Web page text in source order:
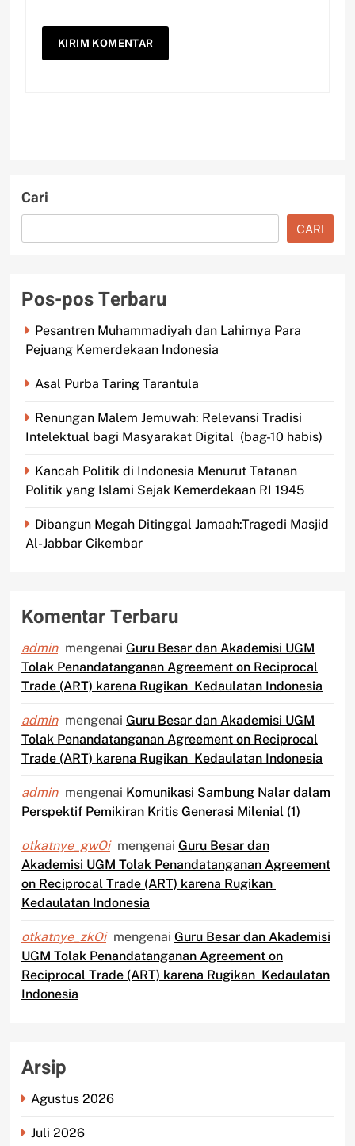
Cari
CARI
Pos-pos Terbaru
Pesantren Muhammadiyah dan Lahirnya Para
Pejuang Kemerdekaan Indonesia
Asal Purba Taring Tarantula
Renungan Malem Jemuwah: Relevansi Tradisi
Intelektual bagi Masyarakat Digital (bag-10 habis)
Kancah Politik di Indonesia Menurut Tatanan
Politik yang Islami Sejak Kemerdekaan RI 1945
Dibangun Megah Ditinggal Jamaah:Tragedi Masjid
Al-Jabbar Cikembar
Komentar Terbaru
admin mengenai Guru Besar dan Akademisi UGM
Tolak Penandatanganan Agreement on Reciprocal
Trade (ART) karena Rugikan Kedaulatan Indonesia
admin mengenai Guru Besar dan Akademisi UGM
Tolak Penandatanganan Agreement on Reciprocal
Trade (ART) karena Rugikan Kedaulatan Indonesia
admin mengenai Komunikasi Sambung Nalar dalam
Perspektif Pemikiran Kritis Generasi Milenial (1)
otkatnye_gwOi mengenai Guru Besar dan
Akademisi UGM Tolak Penandatanganan Agreement
on Reciprocal Trade (ART) karena Rugikan
Kedaulatan Indonesia
otkatnye_zkOi mengenai Guru Besar dan Akademisi
UGM Tolak Penandatanganan Agreement on
Reciprocal Trade (ART) karena Rugikan Kedaulatan
Indonesia
Arsip
Agustus 2026
Juli 2026